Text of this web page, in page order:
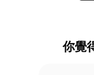
你覺